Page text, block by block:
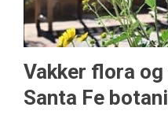
Vakker flora og
Santa Fe